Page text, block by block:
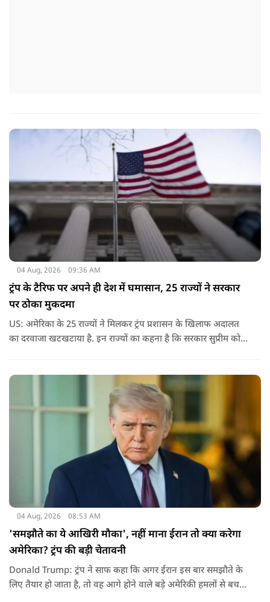
04 Aug, 2026 09:36 AM
ट्रंप के टैरिफ पर अपने ही देश में घमासान, 25 राज्यों ने सरकार
पर ठोका मुकदमा
US: अमेरिका के 25 राज्यों ने मिलकर ट्रंप प्रशासन के खिलाफ अदालत
का दरवाजा खटखटाया है. इन राज्यों का कहना है कि सरकार सुप्रीम कोर्ट
04 Aug, 2026 08:53 AM
'समझौते का ये आखिरी मौका', नहीं माना ईरान तो क्या करेगा
अमेरिका? ट्रंप की बड़ी चेतावनी
Donald Trump: ट्रंप ने साफ कहा कि अगर ईरान इस बार समझौते के
लिए तैयार हो जाता है, तो वह आगे होने वाले बड़े अमेरिकी हमलों से बच